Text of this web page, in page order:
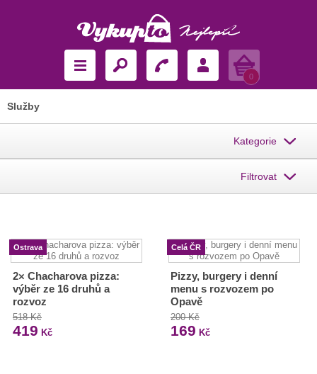
Košík
0
Služby
Kategorie
Filtrovat
Ostrava
2× Chacharova pizza:
výběr ze 16 druhů a
rozvoz
518 Kč
419 Kč
Celá ČR
Pizzy, burgery i denní
menu s rozvozem po
Opavě
200 Kč
169 Kč